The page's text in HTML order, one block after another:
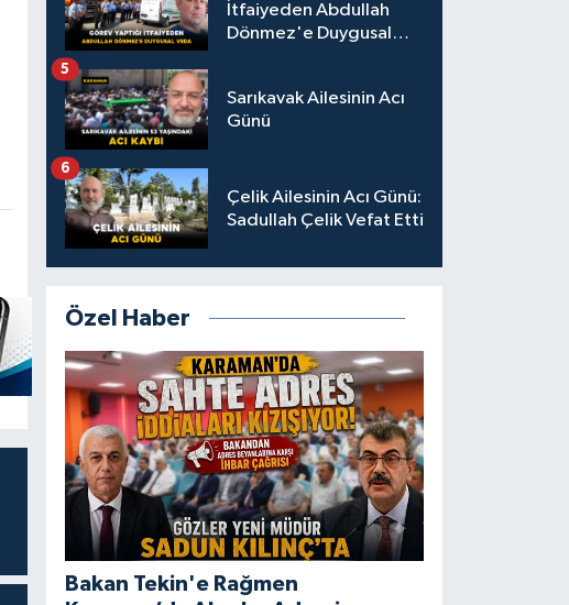
İtfaiyeden Abdullah
Dönmez'e Duygusal
Sarıkavak Ailesinin Acı
Günü
5
Çelik Ailesinin Acı Günü:
Sadullah Çelik Vefat Etti
6
Özel Haber
Bakan Tekin'e Rağmen